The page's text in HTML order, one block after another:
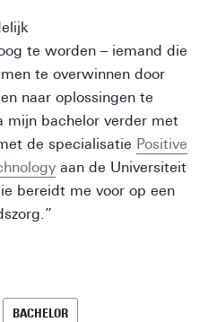
te worden – iemand die
te overwinnen door
naar oplossingen te
mijn bachelor verder met
de specialisatie Positive
aan de Universiteit
bereidt me voor op een
BACHELOR